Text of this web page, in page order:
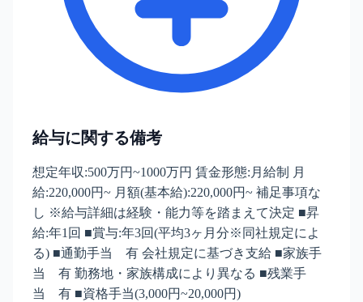
給与に関する備考
想定年収:500万円~1000万円 賃金形態:月給制 月
給:220,000円~ 月額(基本給):220,000円~ 補足事項な
し ※給与詳細は経験・能力等を踏まえて決定 ■昇
給:年1回 ■賞与:年3回(平均3ヶ月分※同社規定によ
る) ■通勤手当 有 会社規定に基づき支給 ■家族手
当 有 勤務地・家族構成により異なる ■残業手
当 有 ■資格手当(3,000円~20,000円)